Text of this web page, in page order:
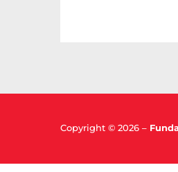
Copyright © 2026 –